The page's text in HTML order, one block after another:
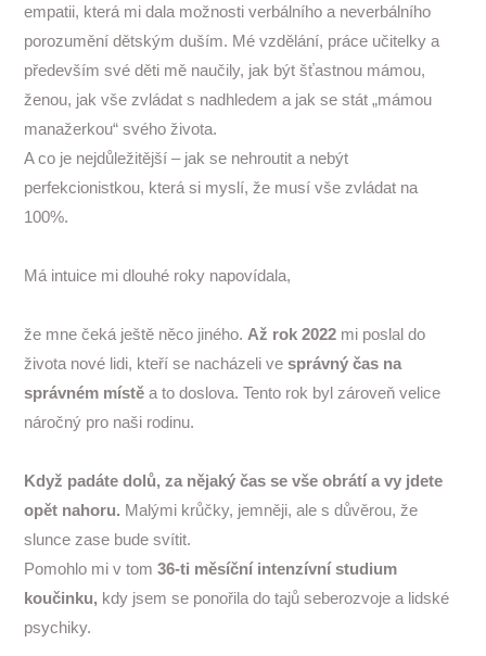
empatii, která mi dala možnosti verbálního a neverbálního
porozumění dětským duším. Mé vzdělání, práce učitelky a
především své děti mě naučily, jak být šťastnou mámou,
ženou, jak vše zvládat s nadhledem a jak se stát „mámou
manažerkou“ svého života.
A co je nejdůležitější – jak se nehroutit a nebýt
perfekcionistkou, která si myslí, že musí vše zvládat na
100%.
Má intuice mi dlouhé roky napovídala,
že mne čeká ještě něco jiného. Až rok 2022 mi poslal do
života nové lidi, kteří se nacházeli vesprávný čas na
správném místě a to doslova. Tento rok byl zároveň velice
náročný pro naši rodinu.
Když padáte dolů, za nějaký čas se vše obrátí a vy jdete
opět nahoru. Malými krůčky, jemněji, ale s důvěrou, že
slunce zase bude svítit.
Pomohlo mi v tom36-ti měsíční intenzívní studium
koučinku, kdy jsem se ponořila do tajů seberozvoje a lidské
psychiky.